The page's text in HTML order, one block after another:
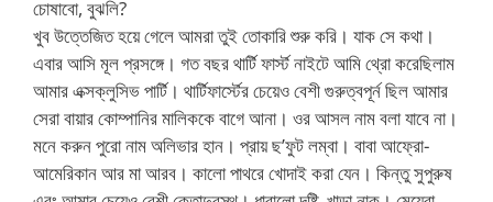
চোষাবো, বুঝলি?
খুব উত্তেজিত হয়ে গেলে আমরা তুই তোকারি শুরু করি। যাক সে কথা।
এবার আসি মূল প্রসঙ্গে। গত বছর থার্টি ফার্স্ট নাইটে আমি থ্রো করেছিলাম
আমার এক্সক্লুসিভ পার্টি। থার্টিফার্স্টের চেয়েও বেশী গুরুত্বপূর্ন ছিল আমার
সেরা বায়ার কোম্পানির মালিককে বাগে আনা। ওর আসল নাম বলা যাবে না।
মনে করুন পুরো নাম অলিভার হান। প্রায় ছ’ফুট লম্বা। বাবা আফ্রো-
আমেরিকান আর মা আরব। কালো পাথরে খোদাই করা যেন। কিন্তু সুপুরুষ